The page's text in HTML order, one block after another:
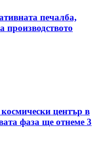
печалба,
производството
център в
фаза ще отнеме 3